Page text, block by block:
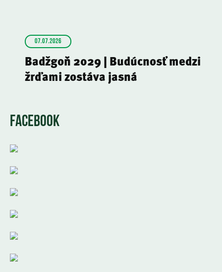
07.07.2026
Badžgoň 2029 | Budúcnosť medzi
žrďami zostáva jasná
FACEBOOK